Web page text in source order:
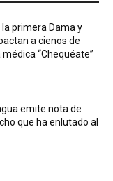
la primera Dama y
a cienos de
“Chequéate”
emite nota de
que ha enlutado al